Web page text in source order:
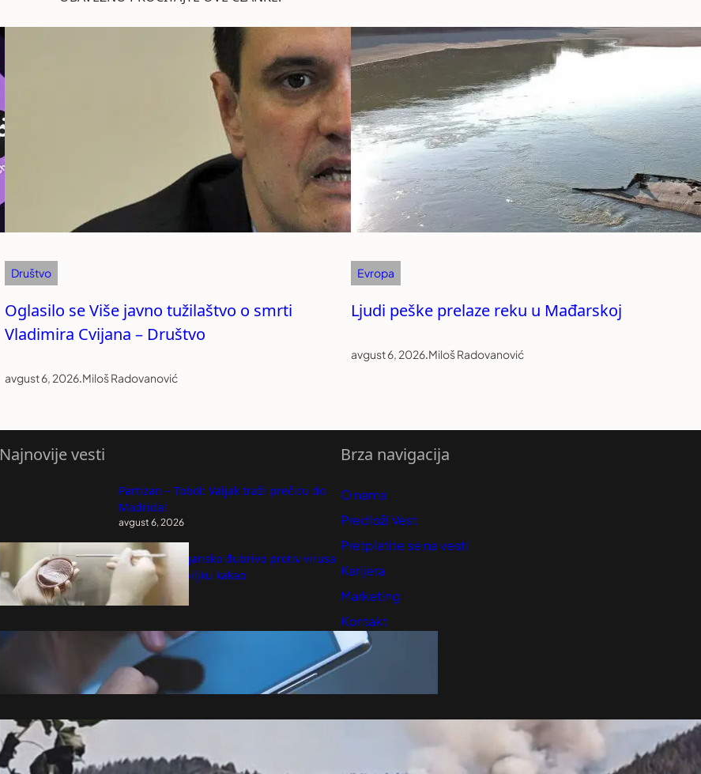
Društvo
Oglasilo se Više javno tužilaštvo o smrti
Vladimira Cvijana – Društvo
avgust 6, 2026.Miloš Radovanović
Evropa
Ljudi peške prelaze reku u Mađarskoj
avgust 6, 2026.Miloš Radovanović
Najnovije vesti
Partizan – Tobol: Valjak traži prečicu do
Madrida!
avgust 6, 2026
Otkriveno organsko đubrivo protiv virusa
koji napada biljku kakao
avgust 6, 2026
Veliki proizvođač telefona na "crnoj listi"
avgust 6, 2026
avgust 6, 2026
Brza navigacija
O nama
Predloži Vest
Pretplatite se na vesti
Karijera
Marketing
Kontakt